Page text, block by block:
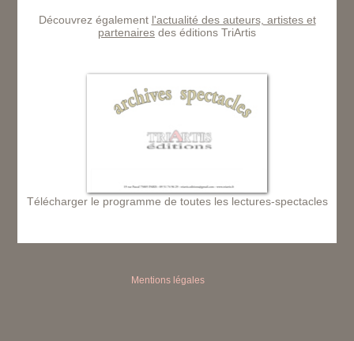
Découvrez également l'actualité des auteurs, artistes et
partenaires des éditions TriArtis
Télécharger le programme de toutes les lectures-spectacles
Mentions légales